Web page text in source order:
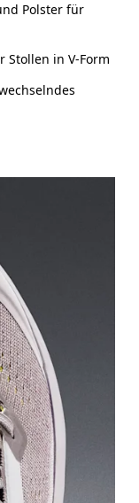
Polster für
Stollen in V-Form